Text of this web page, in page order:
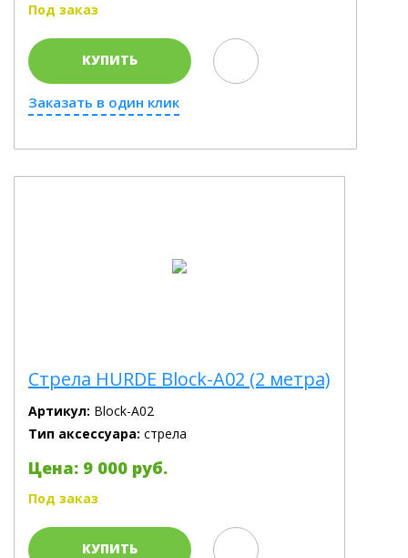
Под заказ
КУПИТЬ
Заказать в один клик
Cтрела HURDE Block-A02 (2 метра)
Артикул: Block-A02
Тип аксессуара: стрела
Цена: 9 000 руб.
Под заказ
КУПИТЬ